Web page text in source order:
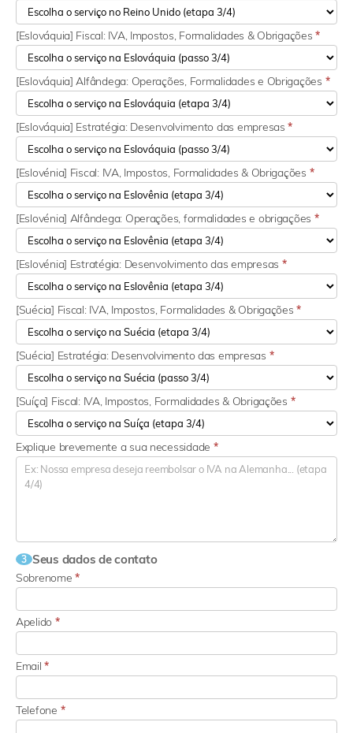
[Eslováquia] Fiscal: IVA, Impostos, Formalidades & Obrigações*
[Eslováquia] Alfândega: Operações, Formalidades e Obrigações *
[Eslováquia] Estratégia: Desenvolvimento das empresas*
[Eslovénia] Fiscal: IVA, Impostos, Formalidades & Obrigações *
[Eslovénia] Alfândega: Operações, formalidades e obrigações *
[Eslovénia] Estratégia: Desenvolvimento das empresas *
[Suécia] Fiscal: IVA, Impostos, Formalidades & Obrigações*
[Suécia] Estratégia: Desenvolvimento das empresas *
[Suíça] Fiscal: IVA, Impostos, Formalidades & Obrigações *
Explique brevemente a sua necessidade *
3 Seus dados de contato
Sobrenome*
Apelido *
Email*
Telefone *